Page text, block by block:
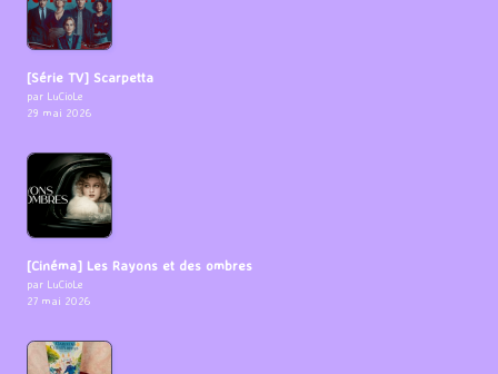
[Série TV] Scarpetta
par LuCioLe
29 mai 2026
[Cinéma] Les Rayons et des ombres
par LuCioLe
27 mai 2026